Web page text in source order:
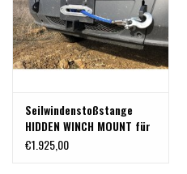
Seilwindenstoßstange
HIDDEN WINCH MOUNT für
Fiat Ducato, Citroen
€1.925,00